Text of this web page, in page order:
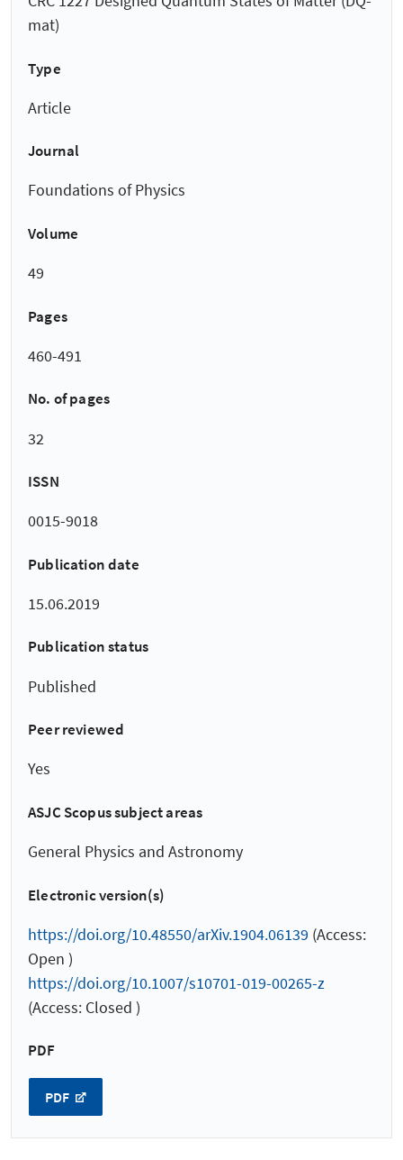
mat)
Type
Article
Journal
Foundations of Physics
Volume
49
Pages
460-491
No. of pages
32
ISSN
0015-9018
Publication date
15.06.2019
Publication status
Published
Peer reviewed
Yes
ASJC Scopus subject areas
General Physics and Astronomy
Electronic version(s)
https://doi.org/10.48550/arXiv.1904.06139 (Access:
Open )
https://doi.org/10.1007/s10701-019-00265-z
(Access: Closed )
PDF
PDF